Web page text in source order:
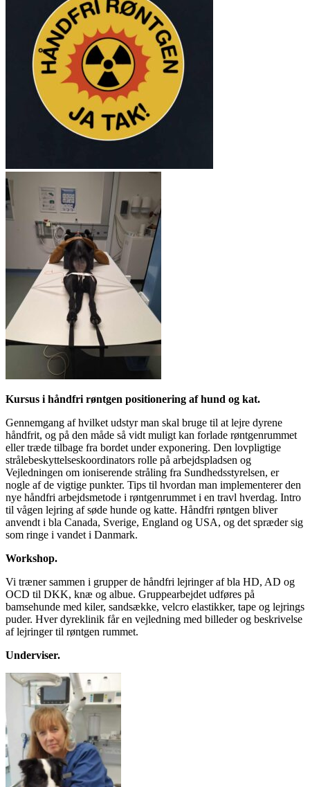
Kursus i håndfri røntgen positionering af hund og kat.
Gennemgang af hvilket udstyr man skal bruge til at lejre dyrene
håndfrit, og på den måde så vidt muligt kan forlade røntgenrummet
eller træde tilbage fra bordet under exponering. Den lovpligtige
strålebeskyttelseskoordinators rolle på arbejdspladsen og
Vejledningen om ioniserende stråling fra Sundhedsstyrelsen, er
nogle af de vigtige punkter. Tips til hvordan man implementerer den
nye håndfri arbejdsmetode i røntgenrummet i en travl hverdag. Intro
til vågen lejring af søde hunde og katte. Håndfri røntgen bliver
anvendt i bla Canada, Sverige, England og USA, og det spræder sig
som ringe i vandet i Danmark.
Workshop.
Vi træner sammen i grupper de håndfri lejringer af bla HD, AD og
OCD til DKK, knæ og albue. Gruppearbejdet udføres på
bamsehunde med kiler, sandsække, velcro elastikker, tape og lejrings
puder. Hver dyreklinik får en vejledning med billeder og beskrivelse
af lejringer til røntgen rummet.
Underviser.